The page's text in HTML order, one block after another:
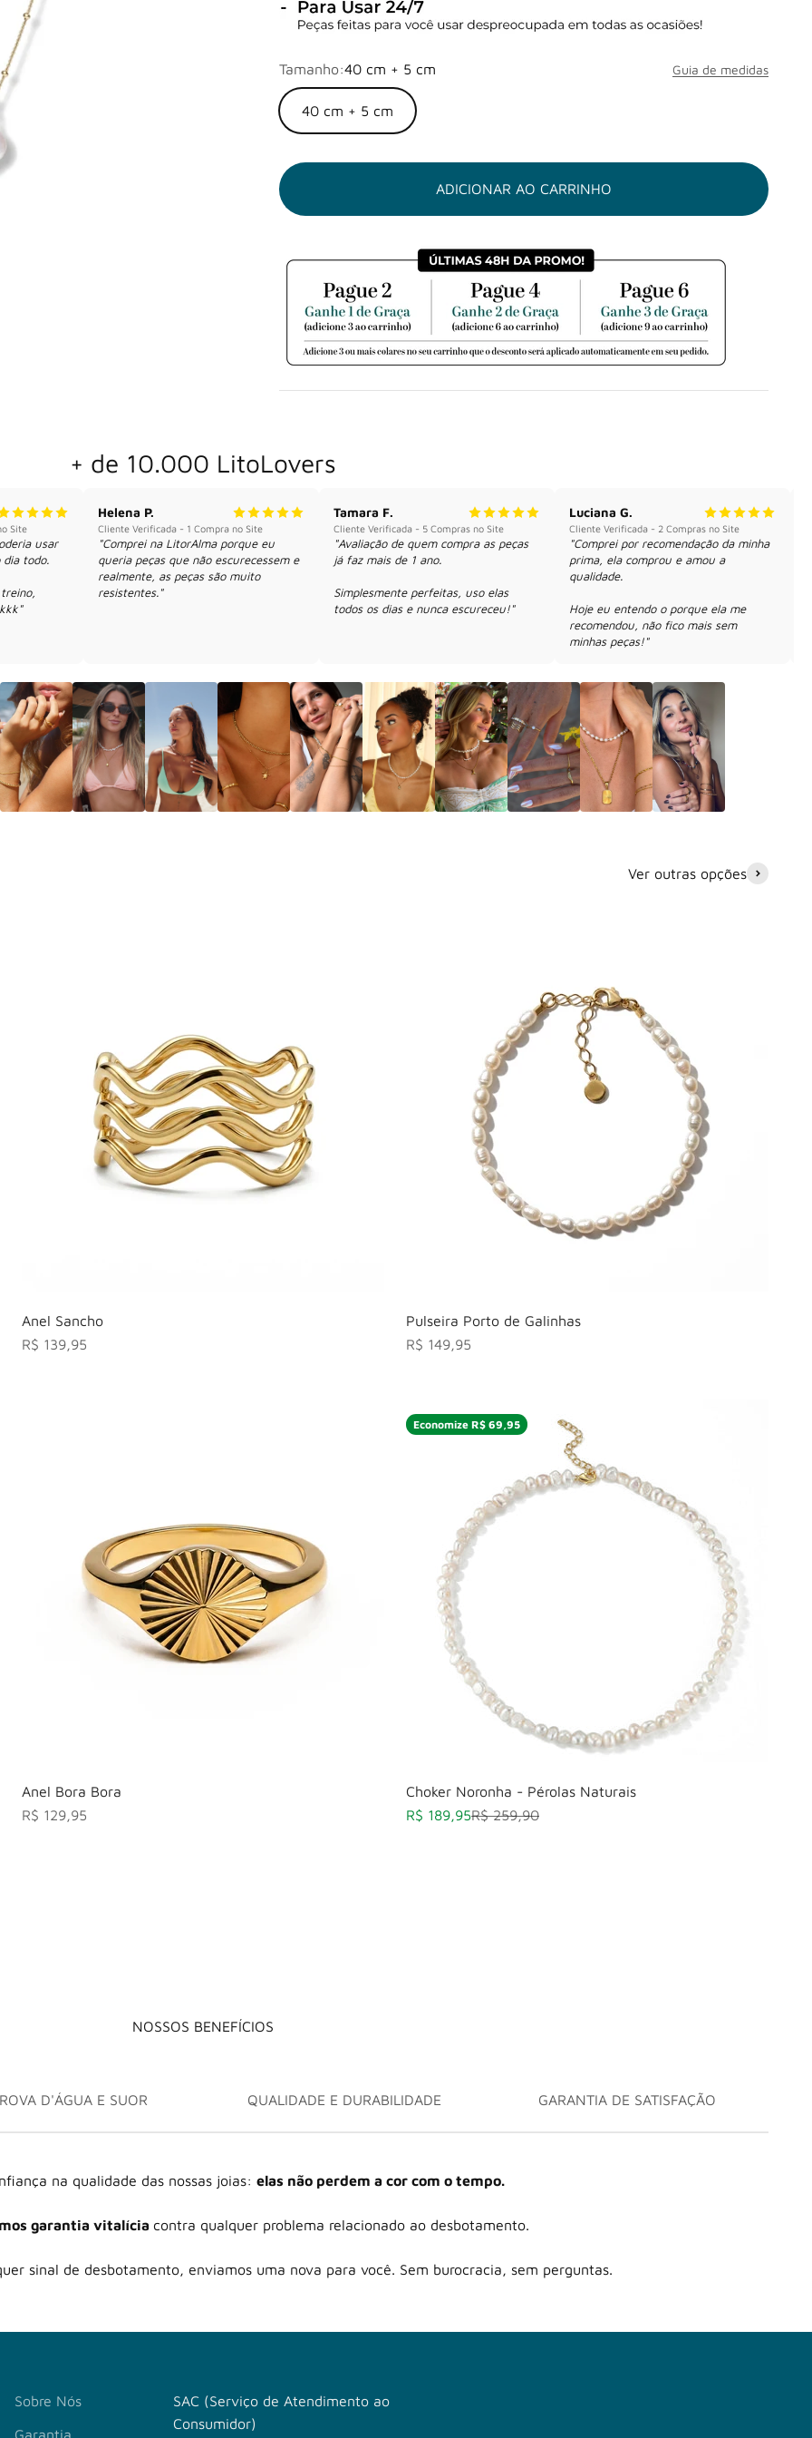
Tamanho:40 cm + 5 cm Guia de medidas
40 cm + 5 cm
ADICIONAR AO CARRINHO
+ de 10.000 LitoLovers
Site
usar
dia todo.
Helena P.
Cliente Verificada - 1 Compra no Site
"Comprei na LitorAlma porque eu
queria peças que não escurecessem e
realmente, as peças são muito
resistentes."
Tamara F.
Cliente Verificada - 5 Compras no Site
"Avaliação de quem compra as peças
já faz mais de 1 ano.
Simplesmente perfeitas, uso elas
todos os dias e nunca escureceu!"
Luciana G.
Cliente Verificada - 2 Compras no Site
"Comprei por recomendação da minha
prima, ela comprou e amou a
qualidade.
Hoje eu entendo o porque ela me
recomendou, não fico mais sem
minhas peças!"
Ver outras opções
Anel Sancho
Preço promocional
R$ 139,95
Pulseira Porto de Galinhas
Preço promocional
R$ 149,95
Anel Bora Bora
Preço promocional
R$ 129,95
Economize R$ 69,95
Choker Noronha - Pérolas Naturais
Preço promocional
R$ 189,95Preço normal
R$ 259,90
NOSSOS BENEFÍCIOS
na qualidade das nossas joias: elas não perdem a cor com o tempo.
garantia vitalícia contra qualquer problema relacionado ao desbotamento.
sinal de desbotamento, enviamos uma nova para você. Sem burocracia, sem perguntas.
D'ÁGUA E SUOR QUALIDADE E DURABILIDADE GARANTIA DE SATISFAÇÃO
Sobre Nós
Garantia
SAC (Serviço de Atendimento ao
Consumidor)